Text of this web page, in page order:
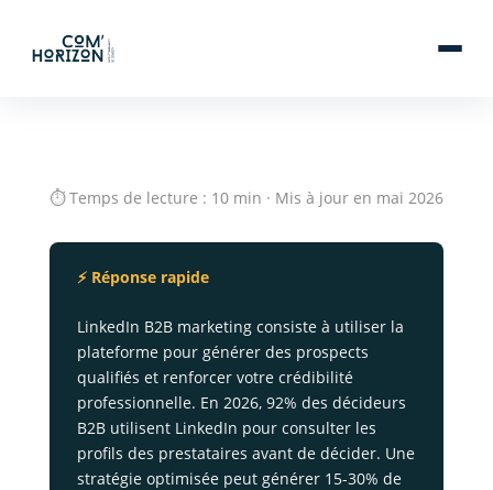
⏱ Temps de lecture : 10 min · Mis à jour en mai 2026
⚡ Réponse rapide
LinkedIn B2B marketing consiste à utiliser la
plateforme pour générer des prospects
qualifiés et renforcer votre crédibilité
professionnelle. En 2026, 92% des décideurs
B2B utilisent LinkedIn pour consulter les
profils des prestataires avant de décider. Une
stratégie optimisée peut générer 15-30% de